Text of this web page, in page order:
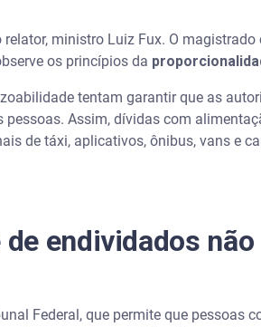
ministro Luiz Fux. O
os princípios da
tentam garantir que as
Assim, dívidas com
de táxi, aplicativos, ônibus, vans e
endividados
Federal, que permite que pessoas